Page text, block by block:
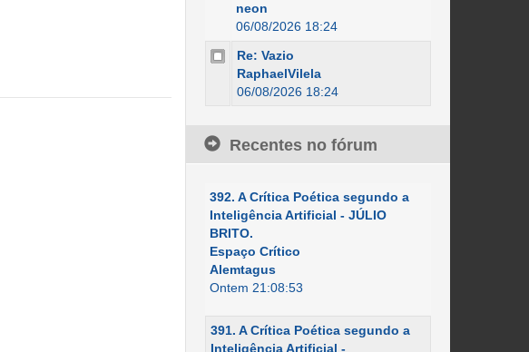
neon
06/08/2026 18:24
Re: Vazio
RaphaelVilela
06/08/2026 18:24
Recentes no fórum
392. A Crítica Poética segundo a
Inteligência Artificial - JÚLIO
BRITO.
Espaço Crítico
Alemtagus
Ontem 21:08:53
391. A Crítica Poética segundo a
Inteligência Artificial -